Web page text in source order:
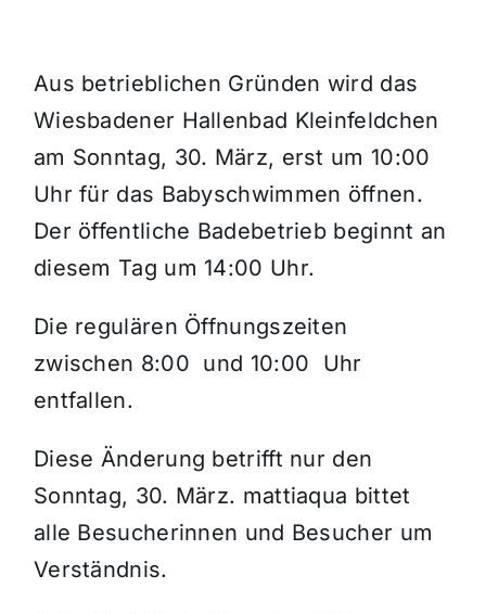
Aus betrieblichen Gründen wird das
Wiesbadener Hallenbad Kleinfeldchen
am Sonntag, 30. März, erst um 10:00
Uhr für das Babyschwimmen öffnen.
Der öffentliche Badebetrieb beginnt an
diesem Tag um 14:00 Uhr.
Die regulären Öffnungszeiten
zwischen 8:00 und 10:00 Uhr
entfallen.
Diese Änderung betrifft nur den
Sonntag, 30. März. mattiaqua bittet
alle Besucherinnen und Besucher um
Verständnis.